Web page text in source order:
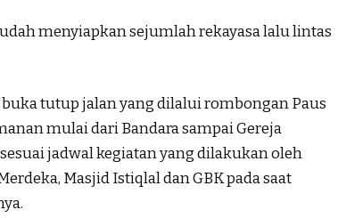
menyiapkan sejumlah rekayasa lalu lintas
tutup jalan yang dilalui rombongan Paus
mulai dari Bandara sampai Gereja
jadwal kegiatan yang dilakukan oleh
Masjid Istiqlal dan GBK pada saat